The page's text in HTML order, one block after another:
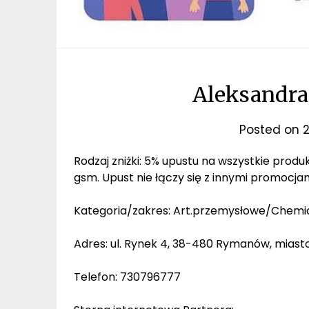
Posted on
Rodzaj zniżki: 5% upustu na wszystkie
gsm. Upust nie łączy się z innymi
Kategoria/zakres: Art.przemysłowe/
Adres: ul. Rynek 4, 38-480 Rymanów,
Telefon: 730796777